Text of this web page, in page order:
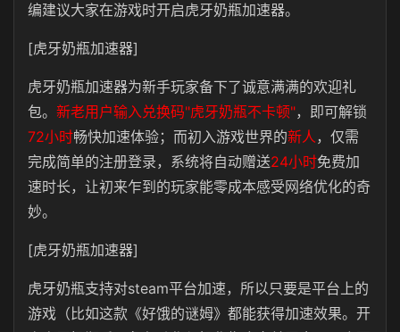
编建议大家在游戏时开启虎牙奶瓶加速器。
[虎牙奶瓶加速器]
虎牙奶瓶加速器为新手玩家备下了诚意满满的欢迎礼
包。 新老用户输入兑换码"虎牙奶瓶不卡顿"，即可解锁
72小时畅快加速体验；而初入游戏世界的新人 ，仅需
完成简单的注册登录，系统将自动赠送24小时免费加
速时长，让初来乍到的玩家能零成本感受网络优化的奇
妙。
[虎牙奶瓶加速器]
虎牙奶瓶支持对steam平台加速，所以只要是平台上的
游戏（比如这款《好饿的谜姆》都能获得加速效果。开